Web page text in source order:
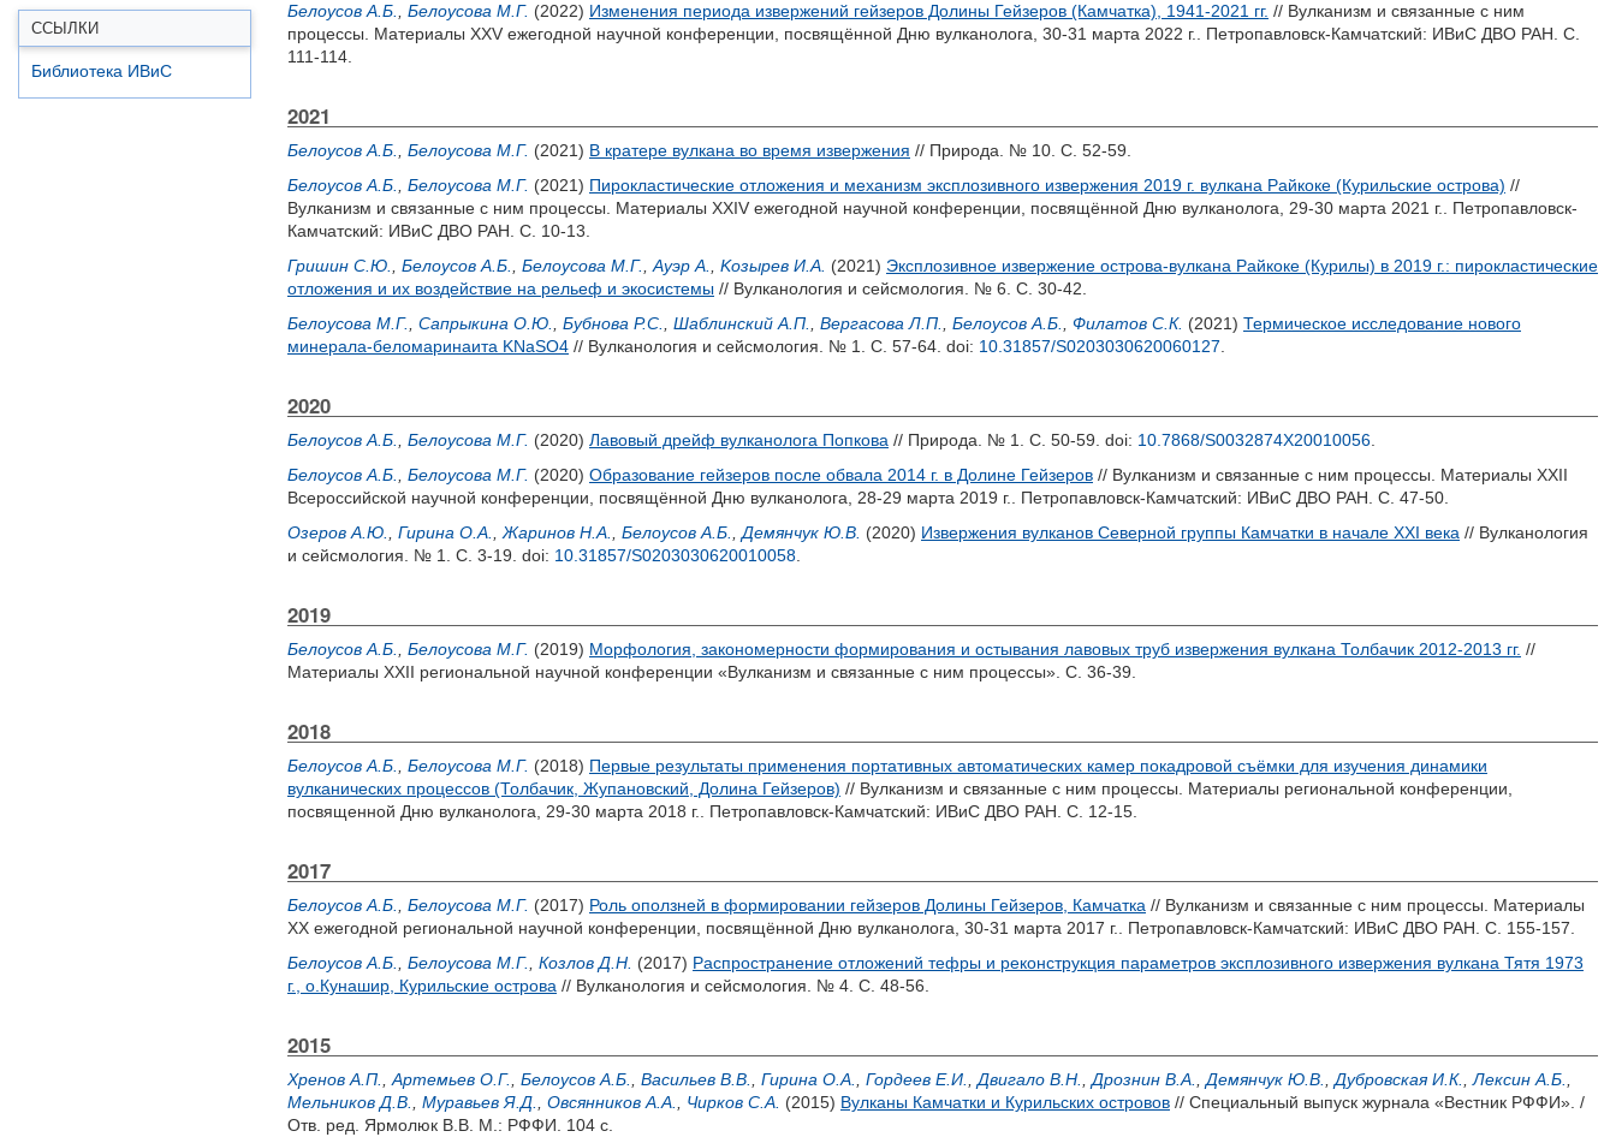
ССЫЛКИ
Библиотека ИВиС
Белоусов А.Б.
Белоусова М.Г. (2022) Изменения периода извержений гейзеров Долины Гейзеров (Камчатка), 1941-2021 гг. // Вулканизм и связанные с ним
процессы. Материалы XXV ежегодной научной конференции, посвящённой Дню вулканолога, 30-31 марта 2022 г.. Петропавловск-Камчатский: ИВиС ДВО РАН. С.
111-114.
2021
Белоусов А.Б. Белоусова М.Г. (2021) В кратере вулкана во время извержения // Природа. № 10. С. 52-59.
Белоусов А.Б.
Белоусова М.Г. (2021) Пирокластические отложения и механизм эксплозивного извержения 2019 г. вулкана Райкоке (Курильские острова) //
Вулканизм и связанные с ним процессы. Материалы XXIV ежегодной научной конференции, посвящённой Дню вулканолога, 29-30 марта 2021 г.. Петропавловск-
Камчатский: ИВиС ДВО РАН. С. 10-13.
Гришин С.Ю.
Белоусов А.Б. Белоусова М.Г. Ауэр A. Koзырев И.А. (2021) Эксплозивное извержение острова-вулкана Райкоке (Курилы) в 2019 г.: пирокластические
отложения и их воздействие на рельеф и экосистемы // Вулканология и сейсмология. № 6. С. 30-42.
Белоусова М.Г.
Сапрыкина О.Ю. Бубнова Р.С. Шаблинский А.П. Вергасова Л.П. Белоусов А.Б. Филатов С.К. (2021) Термическое исследование нового
минерала-беломаринаита KNаSO4 // Вулканология и сейсмология. № 1. С. 57-64. doi: 10.31857/S0203030620060127
2020
Белоусов А.Б. Белоусова М.Г. (2020) Лавовый дрейф вулканолога Попкова // Природа. № 1. С. 50-59. doi: 10.7868/S0032874X20010056
Белоусов А.Б.
Белоусова М.Г. (2020) Образование гейзеров после обвала 2014 г. в Долине Гейзеров // Вулканизм и связанные с ним процессы. Материалы XXII
Всероссийской научной конференции, посвящённой Дню вулканолога, 28-29 марта 2019 г.. Петропавловск-Камчатский: ИВиС ДВО РАН. С. 47-50.
Озеров А.Ю.
Гирина О.А. Жаринов Н.А. Белоусов А.Б. Демянчук Ю.В. (2020) Извержения вулканов Северной группы Камчатки в начале XXІ века // Вулканология
и сейсмология. № 1. С. 3-19. doi: 10.31857/S0203030620010058
2019
Белоусов А.Б. Белоусова М.Г. (2019) Морфология, закономерности формирования и остывания лавовых труб извержения вулкана Толбачик 2012-2013 гг. //
Материалы XXII региональной научной конференции «Вулканизм и связанные с ним процессы». С. 36-39.
2018
Белоусов А.Б. Белоусова М.Г. (2018) Первые результаты применения портативных автоматических камер покадровой съёмки для изучения динамики
вулканических процессов (Толбачик, Жупановский, Долина Гейзеров) // Вулканизм и связанные с ним процессы. Материалы региональной конференции,
посвященной Дню вулканолога, 29-30 марта 2018 г.. Петропавловск-Камчатский: ИВиС ДВО РАН. С. 12-15.
2017
Белоусов А.Б. Белоусова М.Г. (2017) Роль оползней в формировании гейзеров Долины Гейзеров, Камчатка // Вулканизм и связанные с ним процессы. Материалы
XX ежегодной региональной научной конференции, посвящённой Дню вулканолога, 30-31 марта 2017 г.. Петропавловск-Камчатский: ИВиС ДВО РАН. С. 155-157.
Белоусов А.Б.
Белоусова М.Г. Козлов Д.Н. (2017) Распространение отложений тефры и реконструкция параметров эксплозивного извержения вулкана Тятя 1973
г., о.Кунашир, Курильские острова // Вулканология и сейсмология. № 4. С. 48-56.
2015
Хренов А.П. Артемьев О.Г. Белоусов А.Б. Васильев В.В. Гирина О.А. Гордеев Е.И. Двигало В.Н. Дрознин В.А. Демянчук Ю.В. Дубровская И.К. Лексин А.Б.
Мельников Д.В.
Муравьев Я.Д. Овсянников А.А. Чирков С.А. (2015) Вулканы Камчатки и Курильских островов // Специальный выпуск журнала «Вестник РФФИ». /
Отв. ред. Ярмолюк В.В. М.: РФФИ. 104 с.